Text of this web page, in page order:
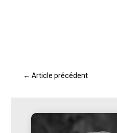
← Article précédent